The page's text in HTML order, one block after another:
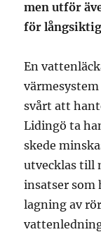
men utför
för
En
svårt att
Lidingö ta
skede
utvecklas till
insatser som
lagning av